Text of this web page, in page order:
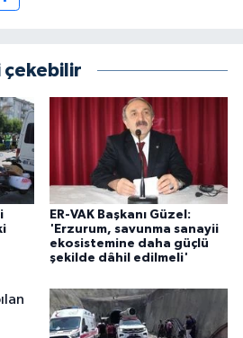
çekebilir
ER-VAK Başkanı Güzel:
'Erzurum, savunma sanayii
ekosistemine daha güçlü
şekilde dâhil edilmeli'